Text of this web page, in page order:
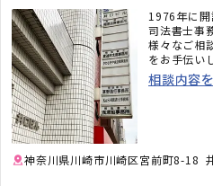
1976年に
司法書士事
様々なご相
をお手伝い
相談内容
神奈川県川崎市川崎区宮前町8-18